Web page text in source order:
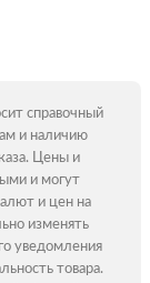
справочный
и наличию
Цены и
и могут
и цен на
изменять
уведомления
товара.